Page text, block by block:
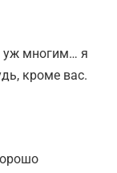
уж многим… я
кроме вас.